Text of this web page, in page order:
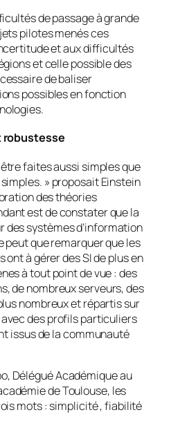
de passage à grande
pilotes menés ces
et aux difficultés
et celle possible des
de baliser
possibles en fonction
faites aussi simples que
. » proposait Einstein
des théories
est de constater que la
systèmes d’information
peut que remarquer que les
à gérer des SI de plus en
à tout point de vue : des
de nombreux serveurs, des
nombreux et répartis sur
des profils particuliers
issus de la communauté
Délégué Académique au
de Toulouse, les
mots : simplicité , fiabilité